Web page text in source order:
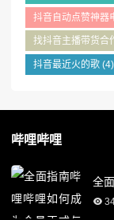
抖音自动点赞神器
找抖音主播带货合
抖音最近火的歌(4)
哔哩哔哩
全